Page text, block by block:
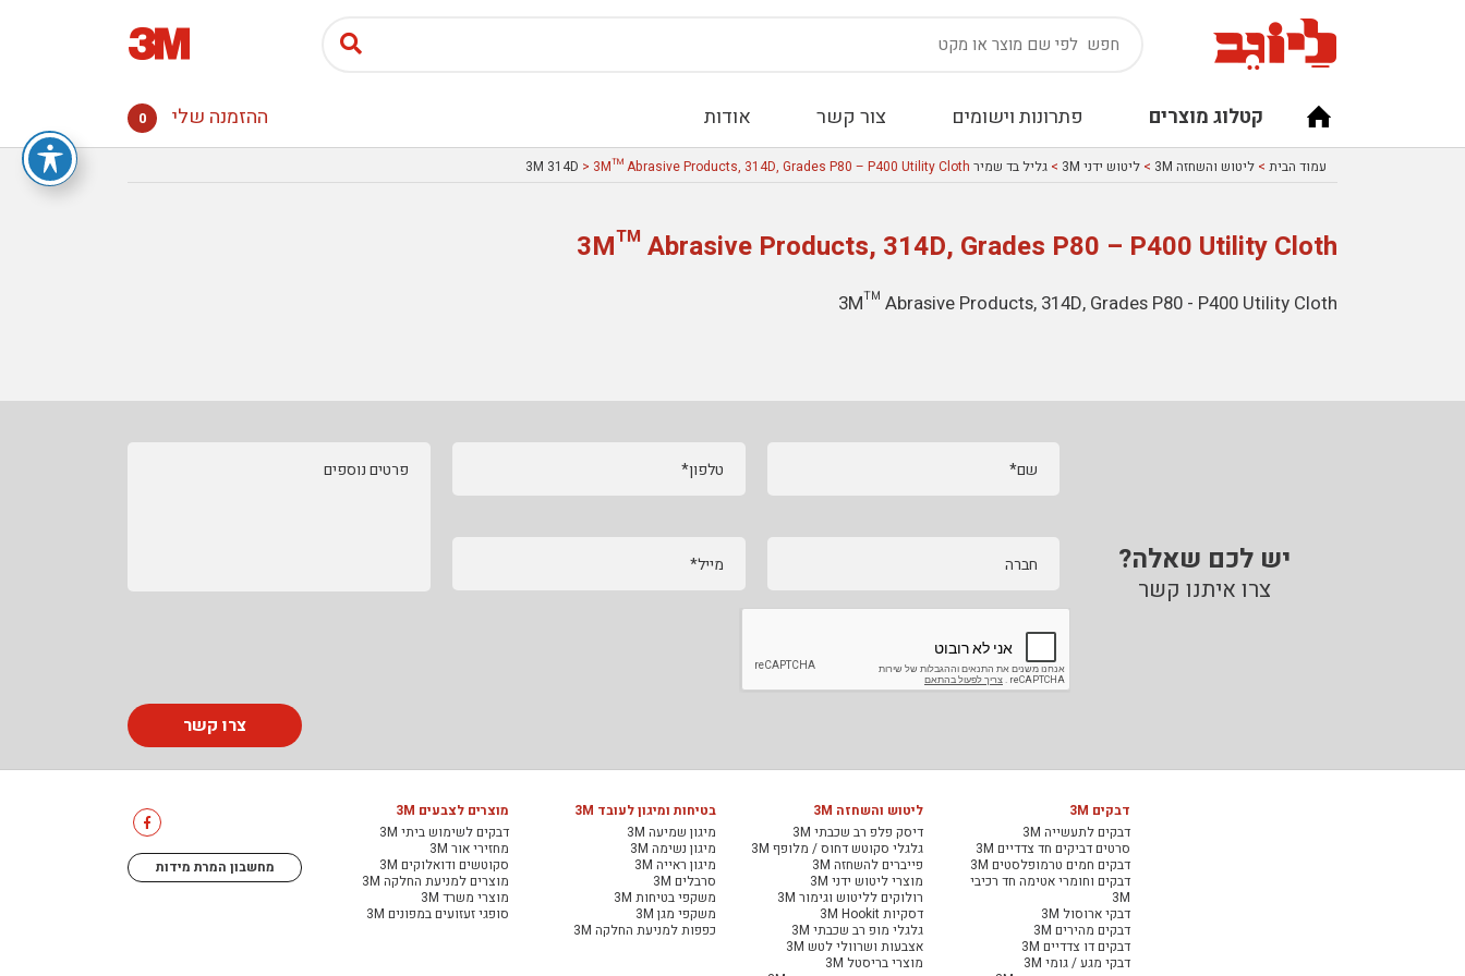
קטלוג מוצרים פתרונות וישומים צור קשר אודות ההזמנה שלי 0
עמוד הבית > ליטוש והשחזה 3M > ליטוש ידני 3M > גליל בד שמיר 3M 314D > 3M™ Abrasive Products, 314D, Grades P80 – P400 Utility Cloth
3M™ Abrasive Products, 314D, Grades P80 – P400 Utility Cloth
3M™ Abrasive Products, 314D, Grades P80 - P400 Utility Cloth
יש לכם שאלה?
צרו איתנו קשר
שם* טלפון*
חברה מייל*
פרטים נוספים
צרו קשר
דבקים 3M
דבקים לתעשייה 3M
סרטים דביקים חד צדדיים 3M
דבקים חמים טרמופלסטים 3M
דבקים וחומרי אטימה חד רכיבי
3M
דבקי ארוסול 3M
דבקים מהירים 3M
דבקים דו צדדיים 3M
דבקי מגע / גומי 3M
ליטוש והשחזה 3M
דיסק פלפ רב שכבתי 3M
גלגלי סקוטש דחוס / מלופף 3M
פייברים להשחזה 3M
מוצרי ליטוש ידני 3M
רולוקים לליטוש וגימור 3M
דסקיות 3M Hookit
גלגלי מופ רב שכבתי 3M
אצבעות ושרוולי לטש 3M
מוצרי בריסטל 3M
בטיחות ומיגון לעובד 3M
מיגון שמיעה 3M
מיגון נשימה 3M
מיגון ראייה 3M
סרבלים 3M
משקפי בטיחות 3M
משקפי מגן 3M
כפפות למניעת החלקה 3M
מוצרים לצבעים 3M
דבקים לשימוש ביתי 3M
מחזירי אור 3M
סקוטשים ודואלוקים 3M
מוצרים למניעת החלקה 3M
מוצרי משרד 3M
סופגי זעזועים במפונים 3M
מחשבון המרת מידות